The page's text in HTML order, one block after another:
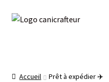
Aller
Aller
La boutique 🌿
Accueil Prêt à expédier ✈️
Livraison offerte dès